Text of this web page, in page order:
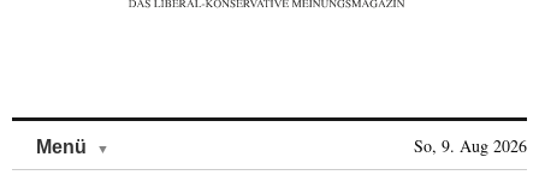
Menü So, 9. Aug 2026